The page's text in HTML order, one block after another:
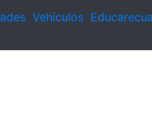
Vehículos